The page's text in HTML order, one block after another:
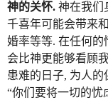
神的关怀. 神在我们
千喜年可能会带来
婚率等等. 在任何的
会比神更能够看顾
患难的日子, 为人的
“你们要将一切的忧